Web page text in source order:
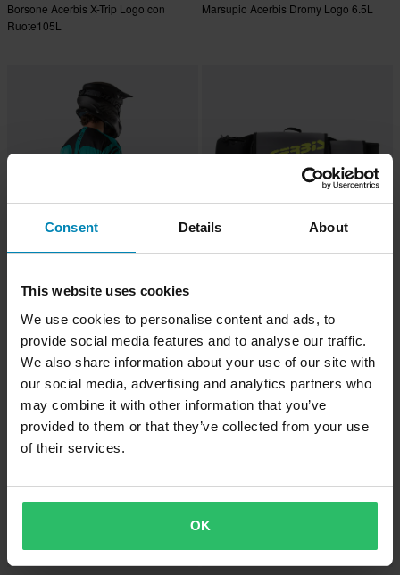
Consent Details About
This website uses cookies
We use cookies to personalise content and ads, to
provide social media features and to analyse our traffic.
We also share information about your use of our site with
our social media, advertising and analytics partners who
may combine it with other information that you’ve
provided to them or that they’ve collected from your use
of their services.
OK
Borsone Acerbis X-Trip Logo con
Ruote105L
Marsupio Acerbis Dromy Logo 6.5L
€24,99
Marsupio Acerbis Fanny
Marsupio Acerbis Impact Logo 5L